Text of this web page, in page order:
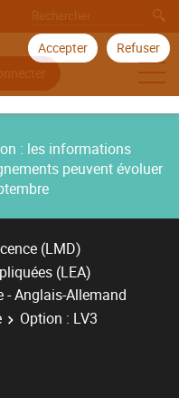
Accepter Refuser
: les informations
peuvent évoluer
(LMD)
(LEA)
- Anglais-Allemand
Option : LV3